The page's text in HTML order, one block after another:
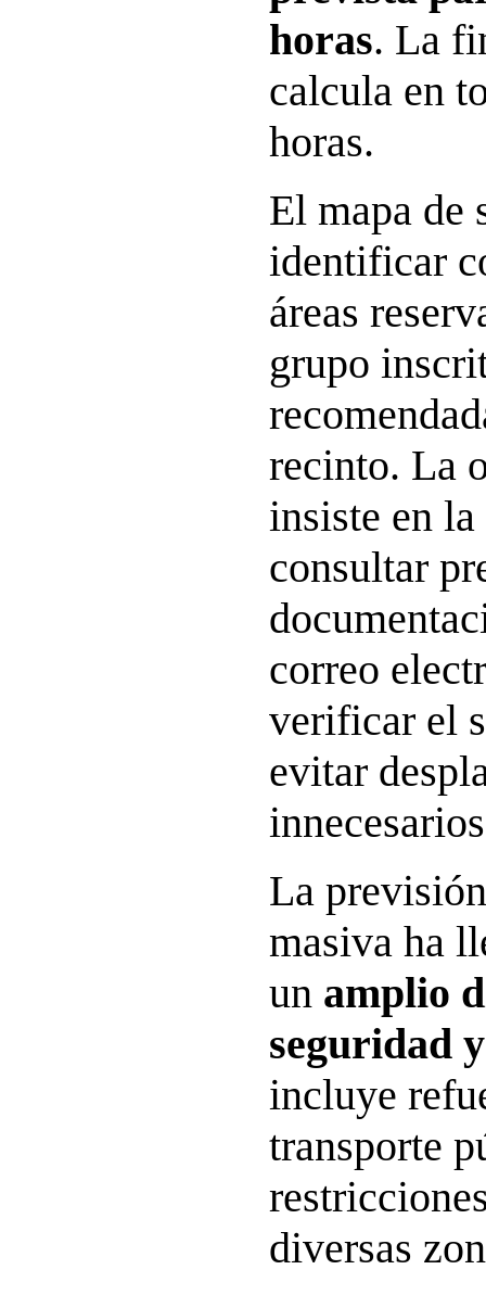
horas. La
calcula en
horas.
El mapa de
identificar
áreas
grupo
recinto. La
insiste en
consultar
correo
verificar el
evitar
La
masiva ha
un amplio
seguridad
incluye
transporte
diversas